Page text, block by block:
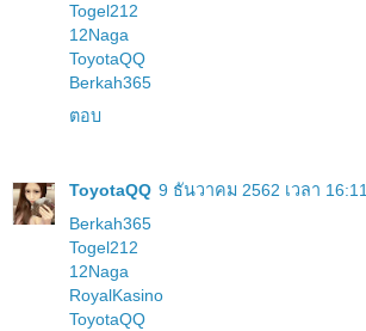
Togel212
12Naga
ToyotaQQ
Berkah365
ตอบ
ToyotaQQ 9 ธันวาคม 2562 เวลา 16:11
Berkah365
Togel212
12Naga
RoyalKasino
ToyotaQQ